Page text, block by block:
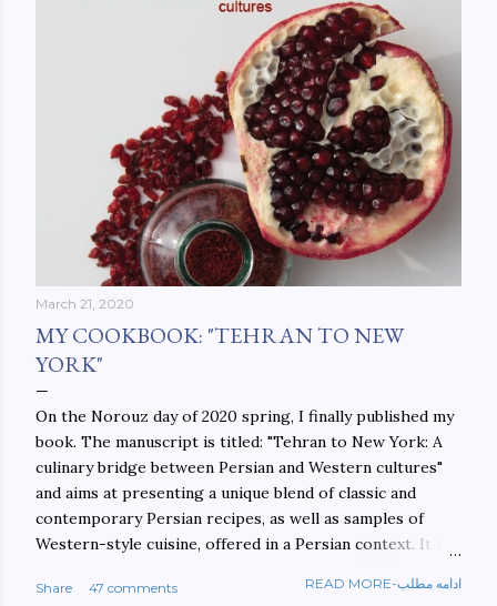
March 21, 2020
MY COOKBOOK: "TEHRAN TO NEW
YORK"
On the Norouz day of 2020 spring, I finally published my
book. The manuscript is titled: "Tehran to New York: A
culinary bridge between Persian and Western cultures"
and aims at presenting a unique blend of classic and
contemporary Persian recipes, as well as samples of
Western-style cuisine, offered in a Persian context. It is
walls. This book aims at constructing a bridge between
Share 47 comments READ MORE-ادامه مطلب